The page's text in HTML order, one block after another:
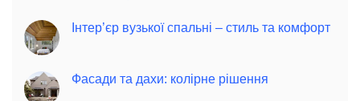
Інтер’єр вузької спальні – стиль та комфорт
Фасади та дахи: колірне рішення